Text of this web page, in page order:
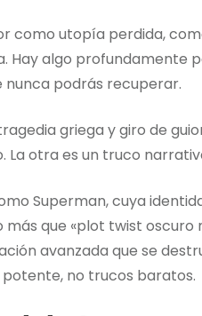
como utopía perdida,
Hay algo profundamente
podrás recuperar.
griega y giro de
La otra es un truco
Superman, cuya
más que «plot twist
avanzada que se
potente, no trucos baratos.